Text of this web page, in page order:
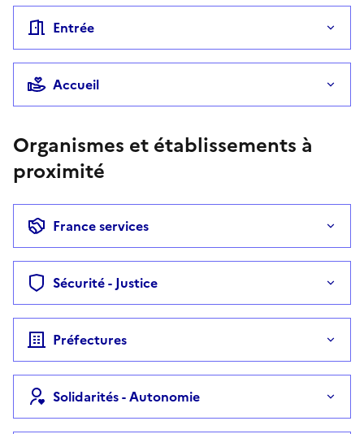
Entrée
Accueil
Organismes et établissements à
proximité
France services
Sécurité - Justice
Préfectures
Solidarités - Autonomie